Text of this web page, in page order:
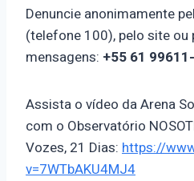
Denuncie anonimamente
(telefone 100), pelo site ou
mensagens: +55 61
Assista o vídeo da Arena
com o Observatório
Vozes, 21 Dias: https://
v=7WTbAKU4MJ4